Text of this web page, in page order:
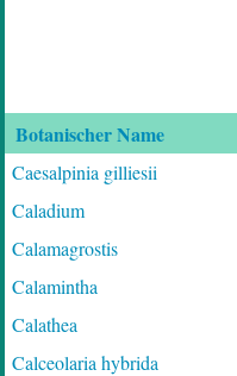
Botanischer Name
Caesalpinia gilliesii
Caladium
Calamagrostis
Calamintha
Calathea
Calceolaria hybrida